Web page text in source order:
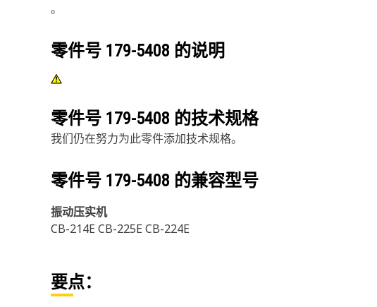
。
零件号 179-5408 的说明
零件号 179-5408 的技术规格
我们仍在努力为此零件添加技术规格。
零件号 179-5408 的兼容型号
振动压实机
CB-214E CB-225E CB-224E
要点：